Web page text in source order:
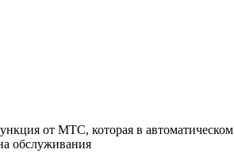
от МТС, которая в
обслуживания